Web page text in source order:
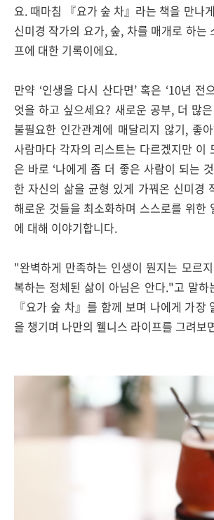
요. 때마침
『요가 숲 차』라는 책을 만나
신미경 작가의 요가, 숲, 차를 매개로 하는
프에 대한 기록이에요.
만약 ‘인생을 다시 산다면’ 혹은 ‘10년 전
엇을 하고 싶으세요? 새로운 공부, 더 많
불필요한 인간관계에 매달리지 않기, 좋
사람마다 각자의 리스트는 다르겠지만 이
은 바로 ‘나에게 좀 더 좋은 사람이 되는
한 자신의 삶을 균형 있게 가꿔온 신미경
해로운 것들을 최소화하며 스스로를 위한
에 대해 이야기합니다.
"완벽하게 만족하는 인생이 뭔지는 모르
복하는 정체된 삶이 아님은 안다."고 말하
『요가 숲 차』를 함께 보며 나에게 가장
을 챙기며 나만의 웰니스 라이프를 그려보